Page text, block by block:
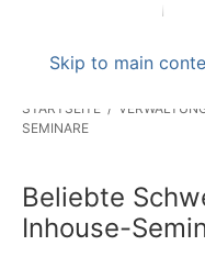
Skip to main
STARTSEITE
SEMINARE
Beliebte
Inhouse-